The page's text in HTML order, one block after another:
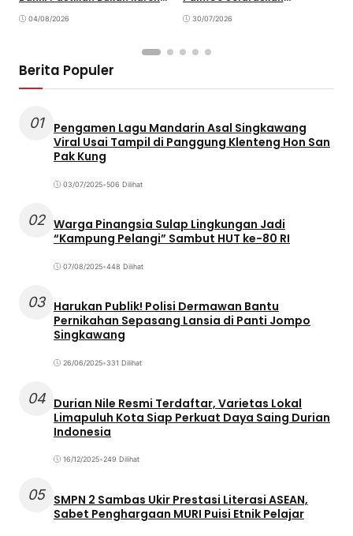
04/08/2026
Pembangunan Daerah
30/07/2026
Berita Populer
01
Pengamen Lagu Mandarin Asal Singkawang
Viral Usai Tampil di Panggung Klenteng Hon San
Pak Kung
03/07/2025•506 Dilihat
02 Warga Pinangsia Sulap Lingkungan Jadi
“Kampung Pelangi” Sambut HUT ke-80 RI
07/08/2025•448 Dilihat
03 Harukan Publik! Polisi Dermawan Bantu
Pernikahan Sepasang Lansia di Panti Jompo
Singkawang
26/06/2025•331 Dilihat
04 Durian Nile Resmi Terdaftar, Varietas Lokal
Limapuluh Kota Siap Perkuat Daya Saing Durian
Indonesia
16/12/2025•249 Dilihat
05 SMPN 2 Sambas Ukir Prestasi Literasi ASEAN,
Sabet Penghargaan MURI Puisi Etnik Pelajar